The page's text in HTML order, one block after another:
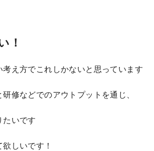
！
考え方でこれしかないと思っています
修などでのアウトプットを通じ、
たいです
しいです！